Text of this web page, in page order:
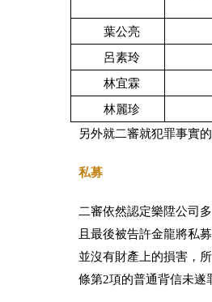
葉公亮
呂素玲
林宜霖
林麗珍
另外就二審就犯罪事實
私募
二審依然認定樂陞公司
且最後被告許金龍將私
並沒有財產上的損害，
條第2項的普通背信未遂